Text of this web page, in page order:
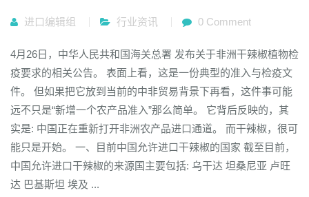
进口编辑组 行业资讯 0 Comment
4月26日，中华人民共和国海关总署 发布关于非洲干辣椒植物检
疫要求的相关公告。 表面上看，这是一份典型的准入与检疫文
件。 但如果把它放到当前的中非贸易背景下再看，这件事可能
远不只是“新增一个农产品准入”那么简单。 它背后反映的，其
实是: 中国正在重新打开非洲农产品进口通道。 而干辣椒，很可
能只是开始。 一、目前中国允许进口干辣椒的国家 截至目前，
中国允许进口干辣椒的来源国主要包括: 乌干达 坦桑尼亚 卢旺
达 巴基斯坦 埃及 ...